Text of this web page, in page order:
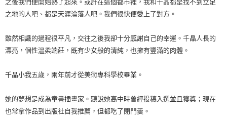
之後我們便開始熟了起來。或許在這個都市裡，我和千晶都是找不到立足
之地的人吧、都是天涯淪落人吧。我們很快便愛上了對方。
雖然相識的過程很平凡，交往之後我卻十分感謝自己的幸運。千晶人長的
漂亮，個性溫柔端莊，既有少女般的清純，也擁有豐滿的肉體。
千晶小我五歲，兩年前才從美術專科學校畢業。
她的夢想是成為童書插畫家。聽說她高中時曾經投稿入選並且獲獎；現在
也常拿作品到出版社自我推薦，但都吃了閉門羹。